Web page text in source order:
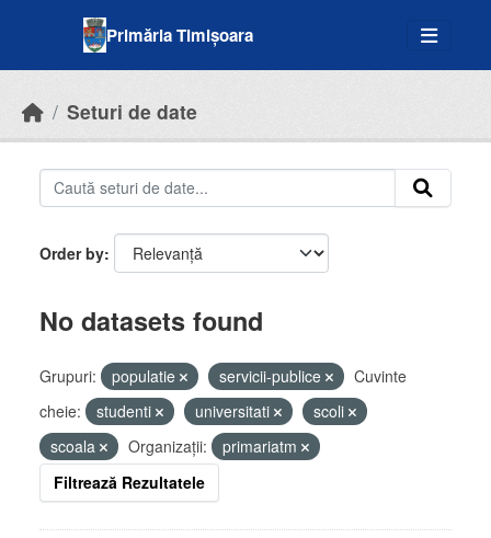
Primăria Timișoara
Seturi de date
Order by
No datasets found
Grupuri: populatie servicii-publice
Cuvinte
cheie:
studenti universitati
scoli
scoala
Organizații:
primariatm
Filtrează Rezultatele